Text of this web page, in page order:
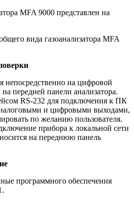
MFA 9000 представлен на
вида газоанализатора MFA
непосредственно на цифровой
передней панели анализатора.
RS-232 для подключения к ПК
и цифровыми выходами,
по желанию пользователя.
прибора к локальной сети
на переднюю панель
программного обеспечения